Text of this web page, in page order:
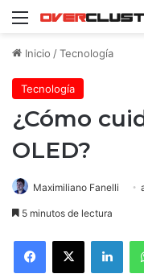
Menú
Inicio /Tecnología
Tecnología
¿Cómo
OLED?
Maximiliano Fanelli
5 minutos de lectura
Facebook
X